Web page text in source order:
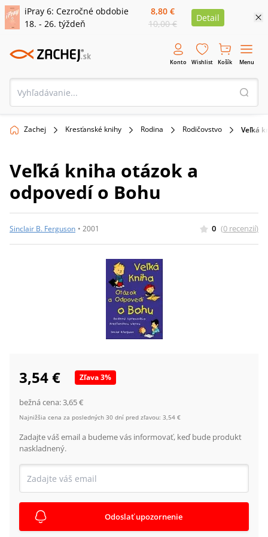
iPray 6: Cezročné obdobie
18. - 26. týždeň
8,80 €
10,00 €
Detail
Konto Wishlist Košík Menu
Zachej Kresťanské knihy Rodina Rodičovstvo Veľká
Veľká kniha otázok a
odpovedí o Bohu
Sinclair B. Ferguson • 2001 0 (0 recenzií)
3,54 € Zľava3%
bežná cena:3,65 €
Najnižšia cena za posledných 30 dní pred zľavou: 3,54 €
Zadajte váš email a budeme vás informovať, keď bude produkt
naskladnený.
Odoslať upozornenie